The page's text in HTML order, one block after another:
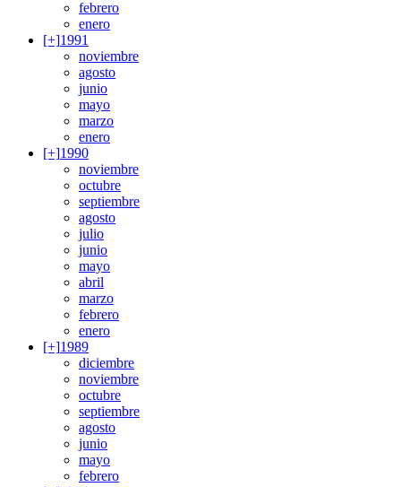
febrero
enero
[+]1991
noviembre
agosto
junio
mayo
marzo
enero
[+]1990
noviembre
octubre
septiembre
agosto
julio
junio
mayo
abril
marzo
febrero
enero
[+]1989
diciembre
noviembre
octubre
septiembre
agosto
junio
mayo
febrero